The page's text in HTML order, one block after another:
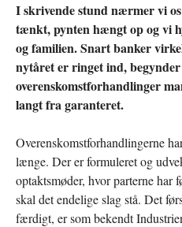
I skrivende stund nærmer vi
tænkt, pynten hængt op og vi
og familien. Snart banker
nytåret er ringet ind,
overenskomstforhandlinger
langt fra garanteret.
Overenskomstforhandlingerne
længe. Der er formuleret og
optaktsmøder, hvor parterne har
skal det endelige slag stå. Det
færdigt, er som bekendt